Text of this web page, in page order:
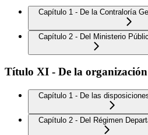
Capítulo 1 - De la Contraloría
Capítulo 2 - Del Ministerio
Título XI - De la
Capítulo 1 - De las
Capítulo 2 - Del Régimen